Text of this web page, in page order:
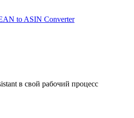
to ASIN Converter
в свой рабочий процесс